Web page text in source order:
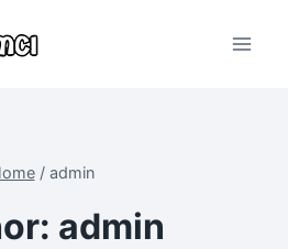
/ admin
admin